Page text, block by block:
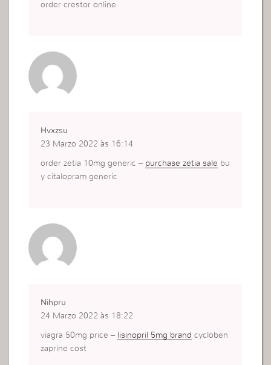
order crestor online
Hvxzsu
23 Marzo 2022 às 16:14
order zetia 10mg generic – purchase zetia sale bu
y citalopram generic
Nihpru
24 Marzo 2022 às 18:22
viagra 50mg price – lisinopril 5mg brand cycloben
zaprine cost